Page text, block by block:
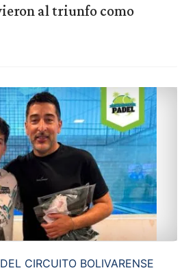
al triunfo como
CIRCUITO BOLIVARENSE